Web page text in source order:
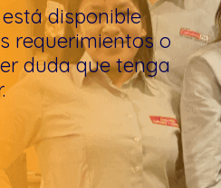
disponible
requerimientos o
duda que tenga